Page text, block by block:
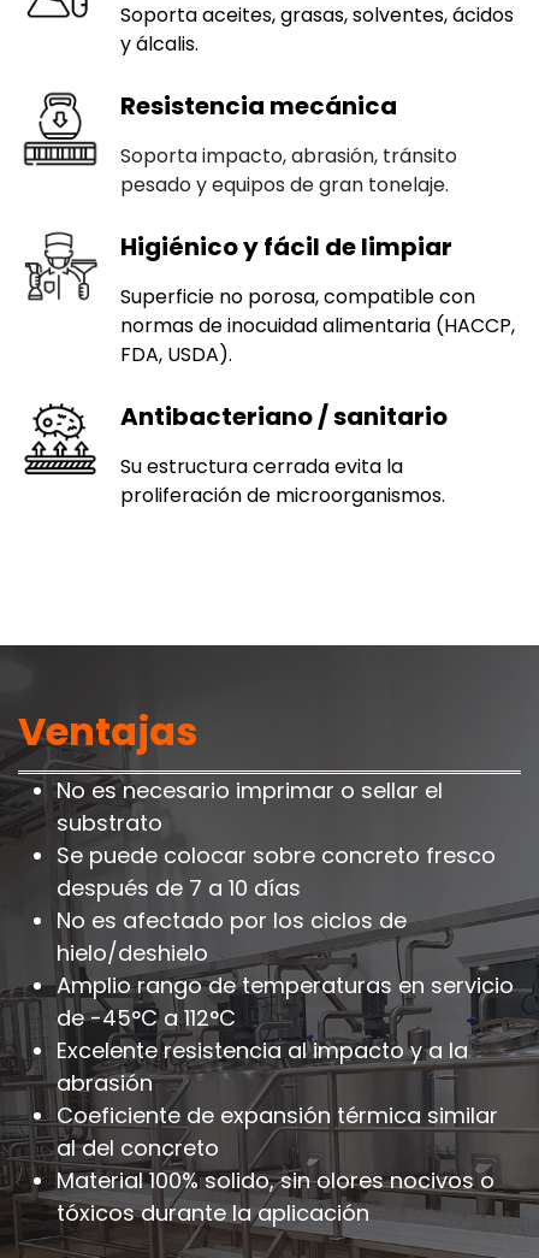
Soporta aceites, grasas, solventes, ácidos
y álcalis.
Resistencia mecánica
Soporta impacto, abrasión, tránsito
pesado y equipos de gran tonelaje.
Higiénico y fácil de limpiar
Superficie no porosa, compatible con
normas de inocuidad alimentaria (HACCP,
FDA, USDA).
Antibacteriano / sanitario
Su estructura cerrada evita la
proliferación de microorganismos.
Ventajas
No es necesario imprimar o sellar el
substrato
Se puede colocar sobre concreto fresco
después de 7 a 10 días
No es afectado por los ciclos de
hielo/deshielo
Amplio rango de temperaturas en servicio
de -45°C a 112°C
Excelente resistencia al impacto y a la
abrasión
Coeficiente de expansión térmica similar
al del concreto
Material 100% solido, sin olores nocivos o
tóxicos durante la aplicación